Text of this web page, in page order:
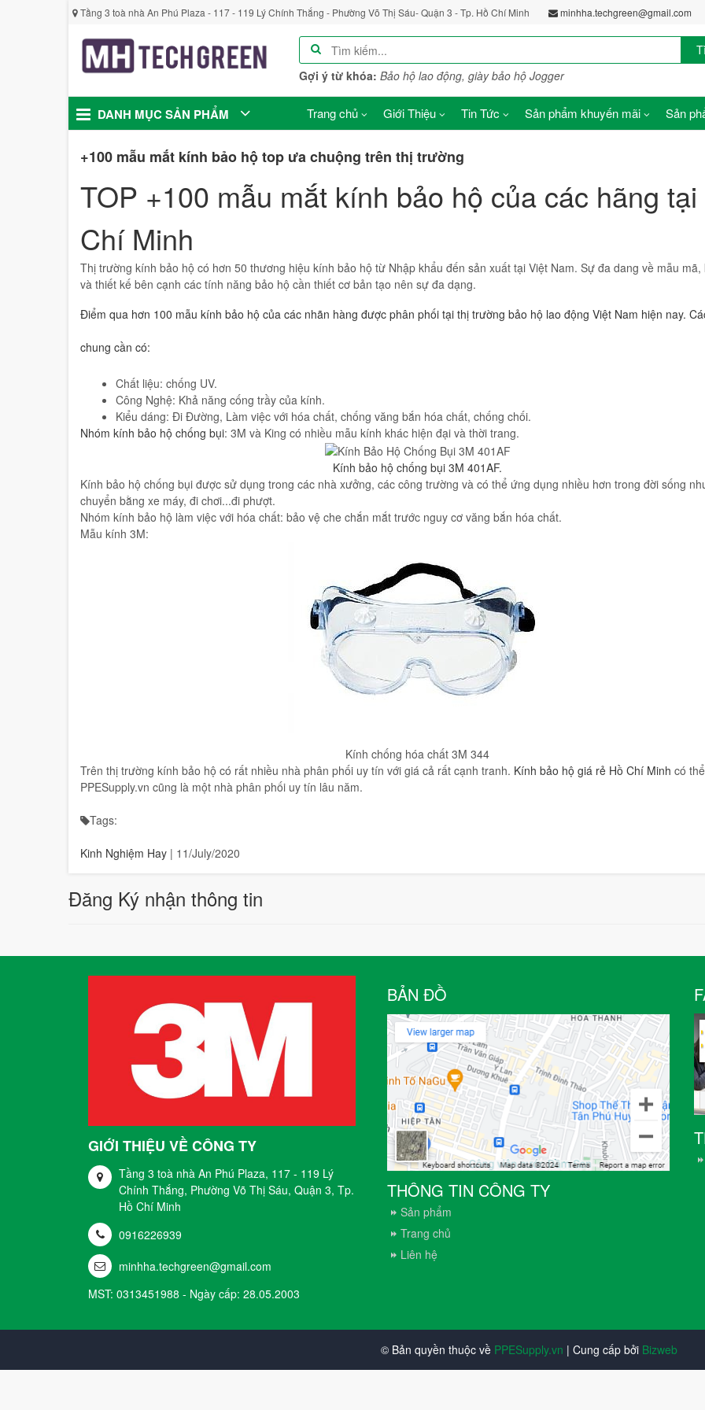
Tầng 3 toà nhà An Phú Plaza - 117 - 119 Lý Chính Thắng - Phường Võ Thị Sáu- Quận 3 - Tp. Hồ Chí Minh minhha.techgreen@gmail.com
Gợi ý từ khóa: Bảo hộ lao động, giày bảo hộ Jogger
DANH MỤC SẢN PHẨM Trang chủ Giới Thiệu Tin Tức Sản phẩm khuyến mãi Sản
+100 mẫu mắt kính bảo hộ top ưa chuộng trên thị trường
TOP +100 mẫu mắt kính bảo hộ của các hãng
Chí Minh
Thị trường kính bảo hộ có hơn 50 thương hiệu kính bảo hộ từ Nhập khẩu đến sản xuất tại Việt Nam. Sự đa dang về mẫu mã,
và thiết kế bên cạnh các tính năng bảo hộ cần thiết cơ bản tạo nên sự đa dạng.
Điểm qua hơn 100 mẫu kính bảo hộ của các nhãn hàng được phân phối tại thị trường bảo hộ lao động Việt Nam hiện nay.
chung cần có:
Chất liệu: chống UV.
Công Nghệ: Khả năng cống trầy của kính.
Kiểu dáng: Đi Đường, Làm việc với hóa chất, chống văng bắn hóa chất, chống chối.
Nhóm kính bảo hộ chống bụi: 3M và King có nhiều mẫu kính khác hiện đại và thời trang.
Kính bảo hộ chống bụi 3M 401AF.
Kính bảo hộ chống bụi được sử dụng trong các nhà xưởng, các công trường và có thể ứng dụng nhiều hơn trong đời sống
chuyển bằng xe máy, đi chơi...đi phượt.
Nhóm kính bảo hộ làm việc với hóa chất: bảo vệ che chắn mắt trước nguy cơ văng bắn hóa chất.
Mẫu kính 3M:
Kính chống hóa chất 3M 344
Trên thị trường kính bảo hộ có rất nhiều nhà phân phối uy tín với giá cả rất cạnh tranh. Kính bảo hộ giá rẻ Hồ Chí Minh có
PPESupply.vn cũng là một nhà phân phối uy tín lâu năm.
Tags:
Kinh Nghiệm Hay | 11/July/2020
Đăng Ký nhận thông tin
GIỚI THIỆU VỀ CÔNG TY
Tầng 3 toà nhà An Phú Plaza, 117 - 119 Lý
Chính Thắng, Phường Võ Thị Sáu, Quận 3, Tp.
Hồ Chí Minh
0916226939
minhha.techgreen@gmail.com
MST: 0313451988 - Ngày cấp: 28.05.2003
BẢN ĐỒ
THÔNG TIN CÔNG TY
Sản phẩm
Trang chủ
Liên hệ
© Bản quyền thuộc về PPESupply.vn | Cung cấp bởi Bizweb